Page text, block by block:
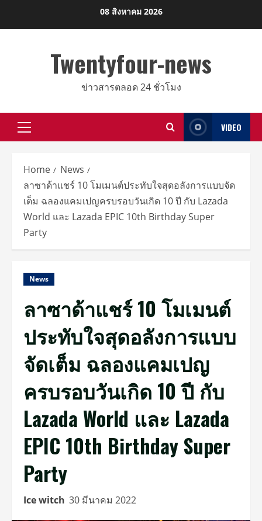
08 สิงหาคม 2026
Twentyfour-news
ข่าวสารตลอด 24 ชั่วโมง
Primary
VIDEO
Home
News
ลาซาด้าแชร์ 10 โมเมนต์ประทับใจสุดอลังการแบบจัด
เต็ม ฉลองแคมเปญครบรอบวันเกิด 10 ปี กับ Lazada
World และ Lazada EPIC 10th Birthday Super
Party
News
ลาซาด้าแชร์ 10 โมเมนต์
ประทับใจสุดอลังการแบบ
จัดเต็ม ฉลองแคมเปญ
ครบรอบวันเกิด 10 ปี กับ
Lazada World และ Lazada
EPIC 10th Birthday Super
Party
Ice witch 30 มีนาคม 2022